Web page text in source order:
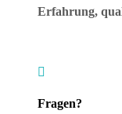
Erfahrung,

Fragen?